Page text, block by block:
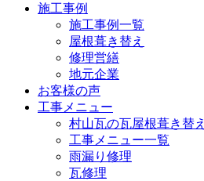
施工事例
施工事例一覧
屋根葺き替え
修理営繕
地元企業
お客様の声
工事メニュー
村山瓦の瓦屋根葺き替え
工事メニュー一覧
雨漏り修理
瓦修理